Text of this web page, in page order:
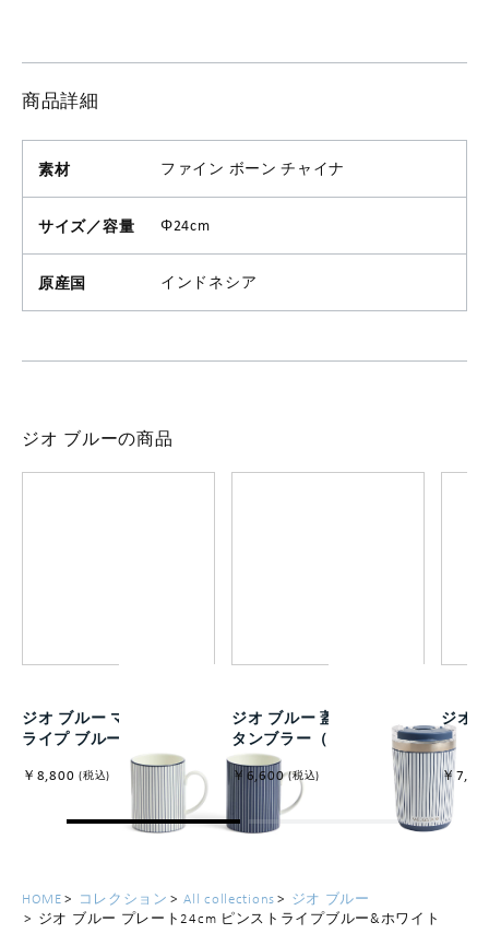
商品詳細
素材 ファイン ボーン チャイナ
サイズ／容量 Φ24cm
原産国 インドネシア
ジオ ブルーの商品
ジオ ブルー マグ ピンスト
ライプ ブルー&ホワイト
￥8,800 (税込)
ジオ ブルー 蓋付ドリンク
タンブラー（ステンレス）
￥6,600 (税込)
ジオ
￥
HOME コレクション All collections
ジオ ブルー
ジオ ブルー プレート24cm ピンストライプブルー&ホワイト